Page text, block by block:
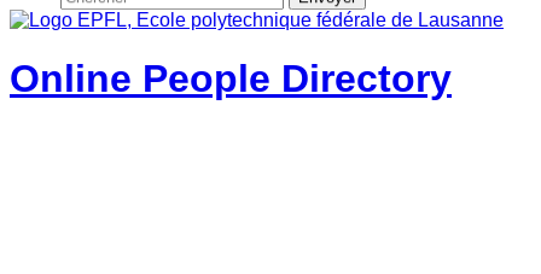
Online People Directory